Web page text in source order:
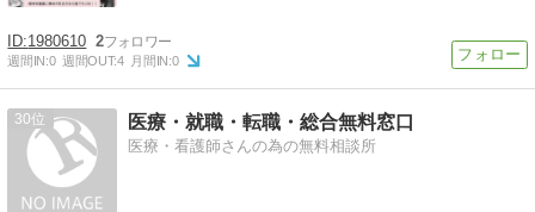
1980610 2
週間IN:0 週間OUT:4 月間IN:0
30 医療・就職・転職・総合無料窓口
医療・看護師さんの為の無料相談所